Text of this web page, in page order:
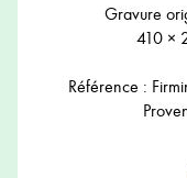
Gravure
410 ×
Référence :